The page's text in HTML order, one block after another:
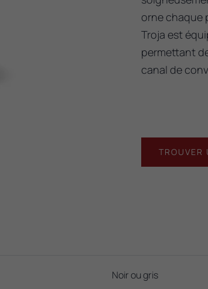
orne chaque
Troja est
permettant
canal de
TROUVER
Noir ou gris